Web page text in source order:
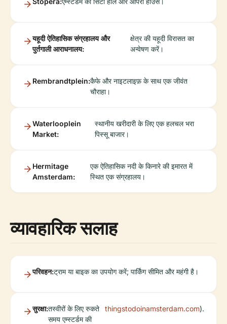
यहूदी ऐतिहासिक संग्रहालय और
पुर्तगाली आराधनालय:
क्षेत्र की यहूदी विरासत का
अन्वेषण करें।
Rembrandtplein:कैफे और नाइटलाइफ़ के साथ एक जीवंत
चौराहा।
Waterlooplein
Market:
स्थानीय खरीदारी के लिए एक हलचल भरा
पिस्सू बाजार।
Hermitage
Amsterdam:
एक ऐतिहासिक नदी के किनारे की इमारत में
स्थित एक संग्रहालय।
व्यावहारिक सलाह
परिवहन:ट्राम या बाइक का उपयोग करें; पार्किंग सीमित और महंगी है।
सुरक्षा:तस्वीरों के लिए रुकते
समय एम्स्टर्डम की
thingstodoinamsterdam.com).